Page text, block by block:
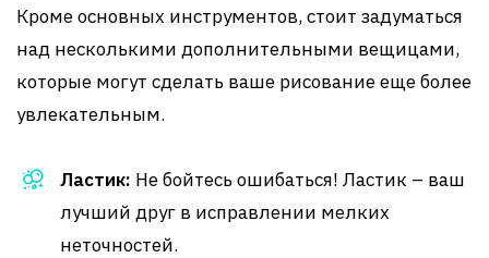
Кроме основных инструментов, стоит задуматься
над несколькими дополнительными вещицами,
которые могут сделать ваше рисование еще более
увлекательным.
Ластик: Не бойтесь ошибаться! Ластик – ваш
лучший друг в исправлении мелких
неточностей.